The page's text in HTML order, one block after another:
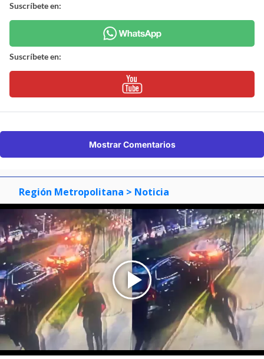
Suscríbete en:
Suscríbete en:
Mostrar Comentarios
Región Metropolitana > Noticia